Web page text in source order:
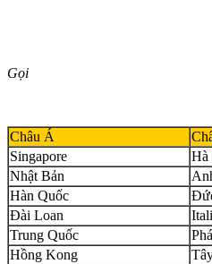
Gọi
Châu Á
Singapore
Hà
Nhật Bản
Hàn Quốc
Đài Loan
Trung Quốc
Hồng Kong